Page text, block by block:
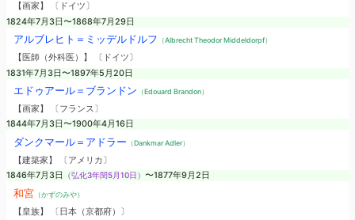
【画家】 〔ドイツ〕
1824年7月3日〜1868年7月29日
アルブレヒト＝ミッデルドルフ （Albrecht Theodor Middeldorpf）
【医師（外科医）】 〔ドイツ〕
1831年7月3日〜1897年5月20日
エドゥアール＝ブランドン （Edouard Brandon）
【画家】 〔フランス〕
1844年7月3日〜1900年4月16日
ダンクマール＝アドラー （Dankmar Adler）
【建築家】 〔アメリカ〕
1846年7月3日
（弘化3年閏5月10日） 〜1877年9月2日
和宮（かずのみや）
【皇族】 〔日本（京都府）〕